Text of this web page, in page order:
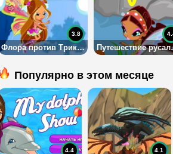
Флора против Трикс и жутких монстров
3.8
Популярно в этом месяце
4.4 4.1